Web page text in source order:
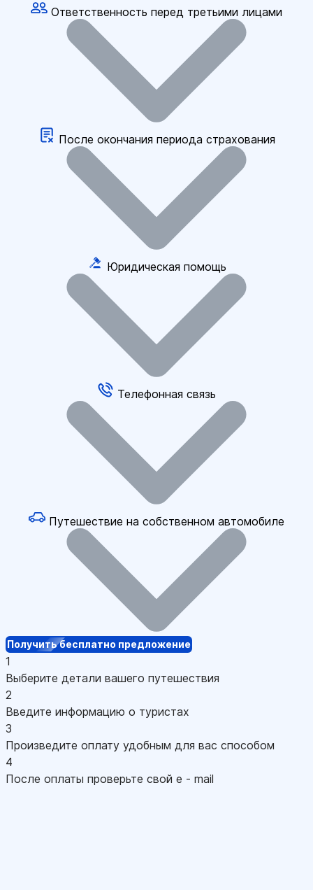
Ответственность перед третьими лицами
После окончания периода страхования
Юридическая помощь
Телефонная связь
Путешествие на собственном автомобиле
Получить бесплатно предложение
1
Выберите детали вашего путешествия
2
Введите информацию о туристах
3
Произведите оплату удобным для вас способом
4
После оплаты проверьте свой e - mail